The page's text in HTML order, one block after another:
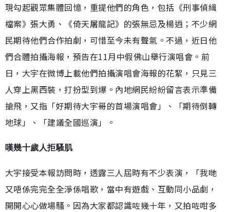
現勾起觀眾集體回憶，重提他們的角色，包括《刑事偵緝
檔案》張大勇、《倚天屠龍記》的張無忌及楊逍；不少網
民期待他們合作拍劇，可惜至今未有聲氣。不過，近日他
們合體拍攝海報，預告在11月中假佛山舉行演唱會。前
日，大宇在微博上載他們拍攝演唱會海報的花絮，只見三
人穿上黑西裝，打扮型到爆。內地網民紛紛留言表示準備
搶飛，又指「好期待大宇哥的首場演唱會」、「期待倒轉
地球」、「建議全國巡演」。
嘆幾十歲人拒騷肌
大宇接受本報訪問時，透露三人屆時有不少表演，「我哋
又唔係完完全全淨係唱歌，當中有遊戲、互動同小品劇，
開開心心做場騷。因為大家都認識咗幾十年，又拍咗咁多